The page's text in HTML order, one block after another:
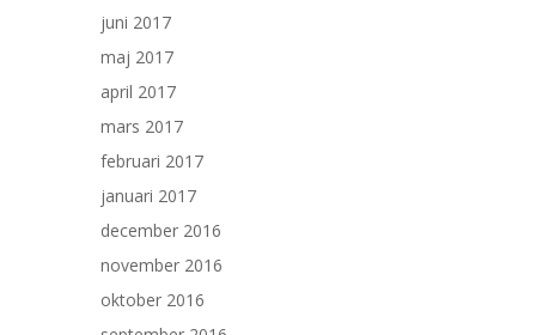
juni 2017
maj 2017
april 2017
mars 2017
februari 2017
januari 2017
december 2016
november 2016
oktober 2016